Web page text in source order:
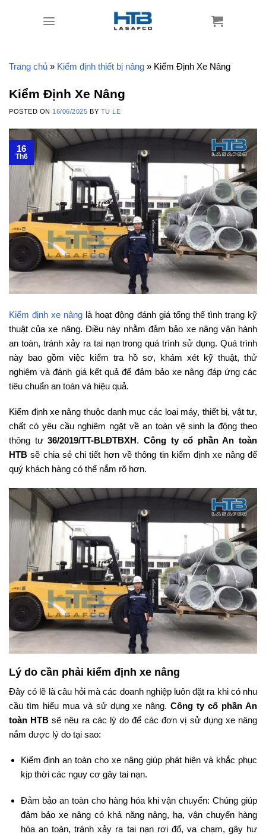
Trang chủ » Kiểm định thiết bị nâng » Kiểm Định Xe Nâng
Kiểm Định Xe Nâng
POSTED ON 16/06/2025 BY TU LE
16
Th6
Kiểm định xe nâng là hoạt động đánh giá tổng thể tình trạng kỹ
thuật của xe nâng. Điều này nhằm đảm bảo xe nâng vận hành
an toàn, tránh xảy ra tai nạn trong quá trình sử dụng. Quá trình
này bao gồm việc kiểm tra hồ sơ, khám xét kỹ thuật, thử
nghiệm và đánh giá kết quả để đảm bảo xe nâng đáp ứng các
tiêu chuẩn an toàn và hiệu quả.
Kiểm định xe nâng thuộc danh mục các loại máy, thiết bị, vật tư,
chất có yêu cầu nghiêm ngặt về an toàn vệ sinh la động theo
thông tư36/2019/TT-BLĐTBXH. Công ty cổ phần An toàn
HTB sẽ chia sẻ chi tiết hơn về thông tin kiểm định xe nâng để
quý khách hàng có thể nắm rõ hơn.
Lý do cần phải kiểm định xe nâng
Đây có lẽ là câu hỏi mà các doanh nghiệp luôn đặt ra khi có nhu
cầu tìm hiểu mua và sử dụng xe nâng.Công ty cổ phần An
toàn HTB sẽ nêu ra các lý do để các đơn vị sử dụng xe nâng
nắm được lý do tại sao:
Kiểm định an toàn cho xe nâng giúp phát hiện và khắc phục
kịp thời các nguy cơ gây tai nạn.
Đảm bảo an toàn cho hàng hóa khi vận chuyển: Chúng giúp
đảm bảo xe nâng có khả năng nâng, hạ, vận chuyển hàng
hóa an toàn, tránh xảy ra tai nạn rơi đổ, va chạm, gây hư